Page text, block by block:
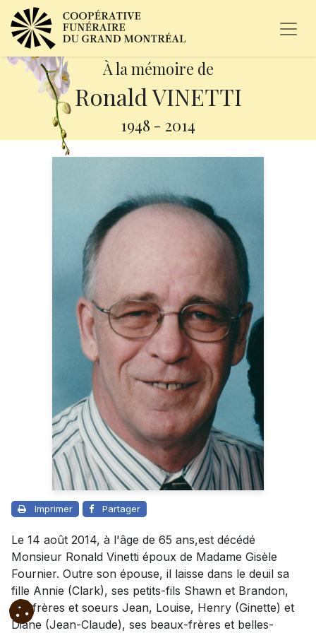
À la mémoire de
Ronald VINETTI
1948 - 2014
Imprimer Partager
Le 14 août 2014, à l'âge de 65 ans,est décédé
Monsieur Ronald Vinetti époux de Madame Gisèle
Fournier. Outre son épouse, il laisse dans le deuil sa
fille Annie (Clark), ses petits-fils Shawn et Brandon,
ses frères et soeurs Jean, Louise, Henry (Ginette) et
Diane (Jean-Claude), ses beaux-frères et belles-